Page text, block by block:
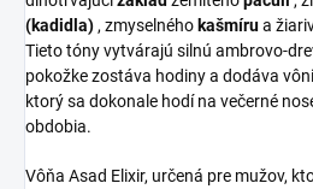
(kadidla) , zmyselného kašmírua
Tieto tóny vytvárajú silnú ambrovo-
pokožke zostáva hodiny a dodáva
ktorý sa dokonale hodí na večerné
obdobia.
Vôňa Asad Elixir, určená pre mužov,